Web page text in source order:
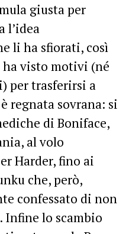
giusta per
l’idea
li ha sfiorati, così
ha visto motivi (né
per trasferirsi a
regnata sovrana: si
di Boniface,
al volo
Harder, fino ai
che, però,
confessato di non
Infine lo scambio